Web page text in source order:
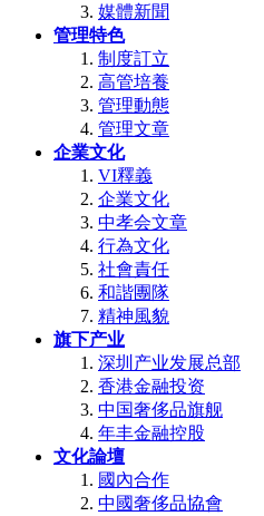
媒體新聞
管理特色
制度訂立
高管培養
管理動態
管理文章
企業文化
VI釋義
企業文化
中孝会文章
行為文化
社會責任
和諧團隊
精神風貌
旗下产业
深圳产业发展总部
香港金融投资
中国奢侈品旗舰
年丰金融控股
文化論壇
國內合作
中國奢侈品協會